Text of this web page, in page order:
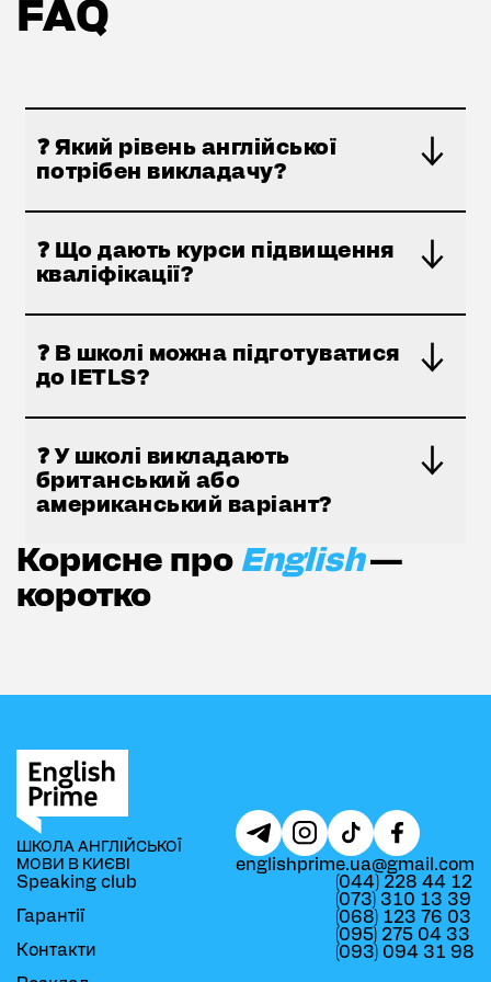
FAQ
❓ Який рівень англійської
потрібен викладачу?
❓ Що дають курси підвищення
кваліфікації?
❓ В школі можна підготуватися
до IETLS?
❓ У школі викладають
британський або
американський варіант?
Корисне про English—
коротко
Питання до носіїв мови - Скільки потрібно часу, щоб
ШКОЛА АНГЛІЙСЬКОЇ
МОВИ В КИЄВІ
englishprime.ua@gmail.com
Speaking club
Гарантії
Контакти
(044) 228 44 12
(073) 310 13 39
(068) 123 76 03
(095) 275 04 33
(093) 094 31 98